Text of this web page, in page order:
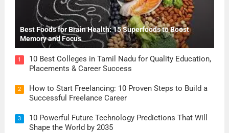
Best Foods for Brain Health: 15 Superfoods to Boost
Memory and Focus
1
10 Best Colleges in Tamil Nadu for Quality Education,
Placements & Career Success
2
How to Start Freelancing: 10 Proven Steps to Build a
Successful Freelance Career
3
10 Powerful Future Technology Predictions That Will
Shape the World by 2035